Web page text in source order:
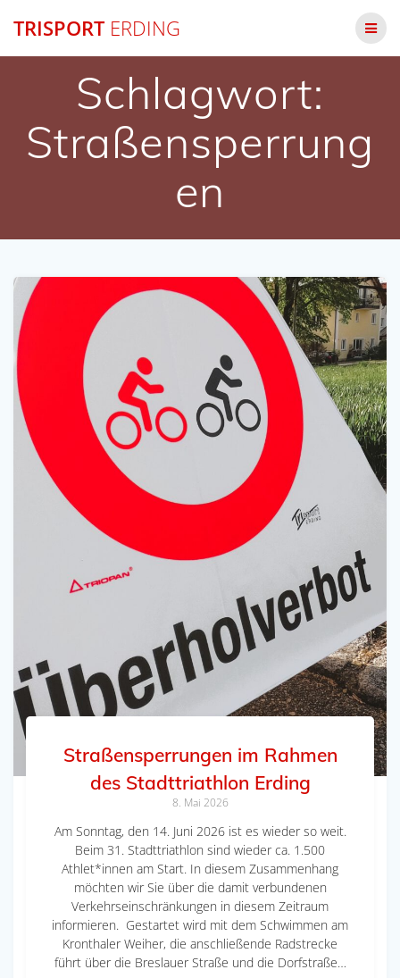
TRISPORTERDING
Schlagwort:
Straßensperrung
en
Straßensperrungen im Rahmen
des Stadttriathlon Erding
8. Mai 2026
Am Sonntag, den 14. Juni 2026 ist es wieder so weit.
Beim 31. Stadttriathlon sind wieder ca. 1.500
Athlet*innen am Start. In diesem Zusammenhang
möchten wir Sie über die damit verbundenen
Verkehrseinschränkungen in diesem Zeitraum
informieren. Gestartet wird mit dem Schwimmen am
Kronthaler Weiher, die anschließende Radstrecke
führt über die Breslauer Straße und die Dorfstraße…